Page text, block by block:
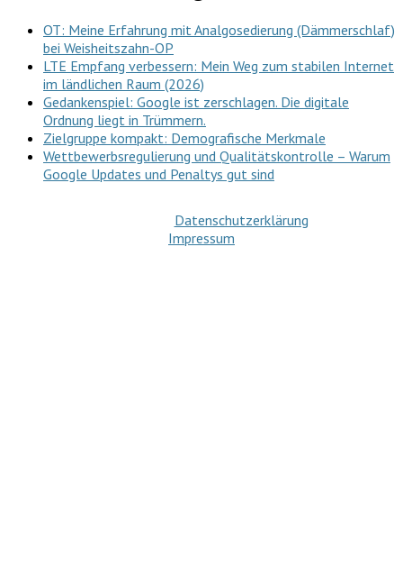
OT: Meine Erfahrung mit Analgosedierung (Dämmerschlaf)
bei Weisheitszahn-OP
LTE Empfang verbessern: Mein Weg zum stabilen Internet
im ländlichen Raum (2026)
Gedankenspiel: Google ist zerschlagen. Die digitale
Ordnung liegt in Trümmern.
Zielgruppe kompakt: Demografische Merkmale
Wettbewerbsregulierung und Qualitätskontrolle – Warum
Google Updates und Penaltys gut sind
Datenschutzerklärung
Impressum